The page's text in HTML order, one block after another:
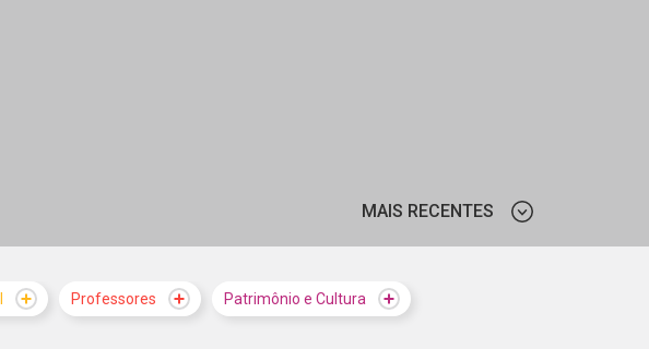
MAIS RECENTES
Professores Patrimônio e Cultura